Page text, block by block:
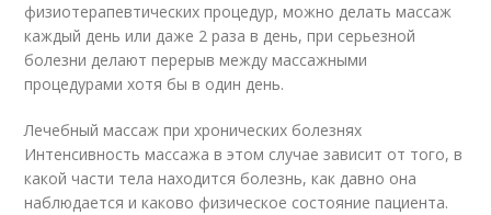
физиотерапевтических процедур, можно делать массаж
каждый день или даже 2 раза в день, при серьезной
болезни делают перерыв между массажными
процедурами хотя бы в один день.
Лечебный массаж при хронических болезнях
Интенсивность массажа в этом случае зависит от того, в
какой части тела находится болезнь, как давно она
наблюдается и каково физическое состояние пациента.